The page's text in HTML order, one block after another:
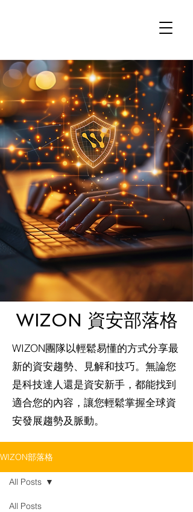
WIZON 資安部落格
WIZON團隊以輕鬆易懂的方式分享最
新的資安趨勢、見解和技巧。無論您
是科技達人還是資安新手，都能找到
適合您的內容，讓您輕鬆掌握全球資
安發展趨勢及脈動。
WIZON部落格
All Posts
All Posts